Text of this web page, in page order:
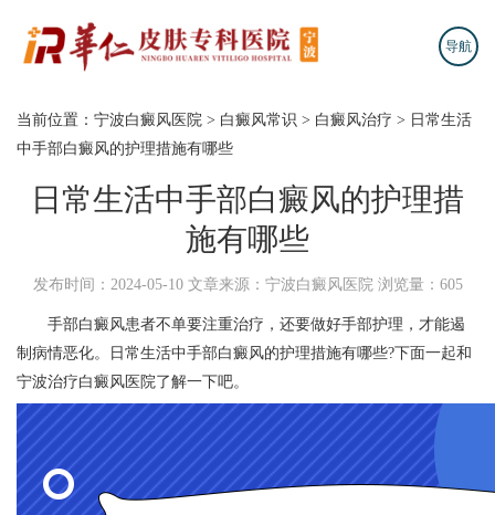
导航
当前位置： 宁波白癜风医院 > 白癜风常识 > 白癜风治疗 > 日常生活
中手部白癜风的护理措施有哪些
日常生活中手部白癜风的护理措
施有哪些
发布时间：2024-05-10 文章来源：宁波白癜风医院 浏览量：605
手部白癜风患者不单要注重治疗，还要做好手部护理，才能遏
制病情恶化。日常生活中手部白癜风的护理措施有哪些?下面一起和
宁波治疗白癜风医院了解一下吧。